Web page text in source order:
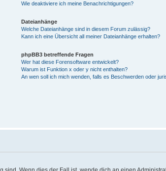
Wie deaktiviere ich meine Benachrichtigungen?
Dateianhänge
Welche Dateianhänge sind in diesem Forum zulässig?
Kann ich eine Übersicht all meiner Dateianhänge erhalten?
phpBB3 betreffende Fragen
Wer hat diese Forensoftware entwickelt?
Warum ist Funktion x oder y nicht enthalten?
An wen soll ich mich wenden, falls es Beschwerden oder